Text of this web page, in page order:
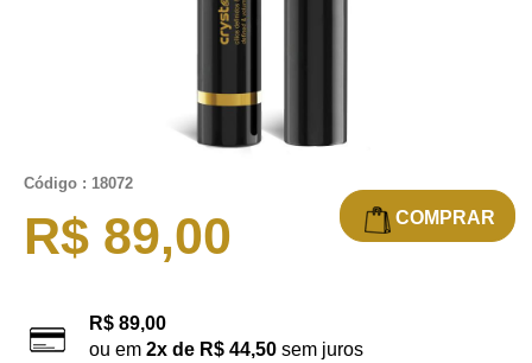
Código : 18072
R$ 89,00
R$ 89,00
ou em 2x de R$ 44,50 sem juros
COMPRAR